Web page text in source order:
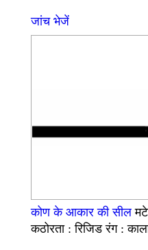
जांच भेजें
कोण के आकार की सील
कठोरता :रिजिड रंग :